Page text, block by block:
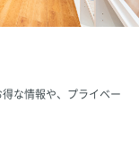
な情報や、 プライベー